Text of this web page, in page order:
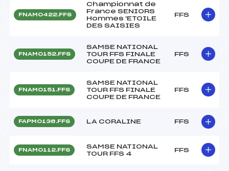
FNAM0422.FFS
Championnat de
France SENIORS
Hommes 'ETOILE
DES SAISIES
FFS
FNAM0152.FFS
SAMSE NATIONAL
TOUR FFS FINALE
COUPE DE FRANCE
FFS
FNAM0151.FFS
SAMSE NATIONAL
TOUR FFS FINALE
COUPE DE FRANCE
FFS
FAPM0136.FFS LA CORALINE FFS
FNAM0112.FFS
SAMSE NATIONAL
TOUR FFS 4
FFS